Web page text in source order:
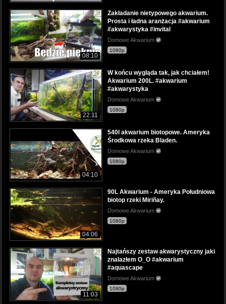
08:10
Zakładanie nietypowego akwarium.
Prosta i ładna aranżacja #akwarium
#akwarystyka #invital
Domowe Akwarium
1080p
22:11
W końcu wygląda tak, jak chciałem!
Akwarium 200L. #akwarium
#akwarystyka
Domowe Akwarium
1080p
04:10
540l akwarium biotopowe. Ameryka
Środkowa rzeka Bladen.
Domowe Akwarium
1080p
04:06
90L Akwarium - Ameryka Południowa
biotop rzeki Miriñay.
Domowe Akwarium
1080p
11:03
Najtańszy zestaw akwarystyczny jaki
znalazłem O_O #akwarium
#aquascape
Domowe Akwarium
1080p